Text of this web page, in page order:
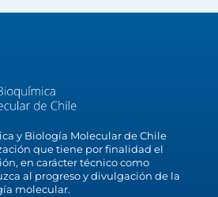
y Biología Molecular de Chile
que tiene por finalidad el
en carácter técnico como
al progreso y divulgación de la
molecular.